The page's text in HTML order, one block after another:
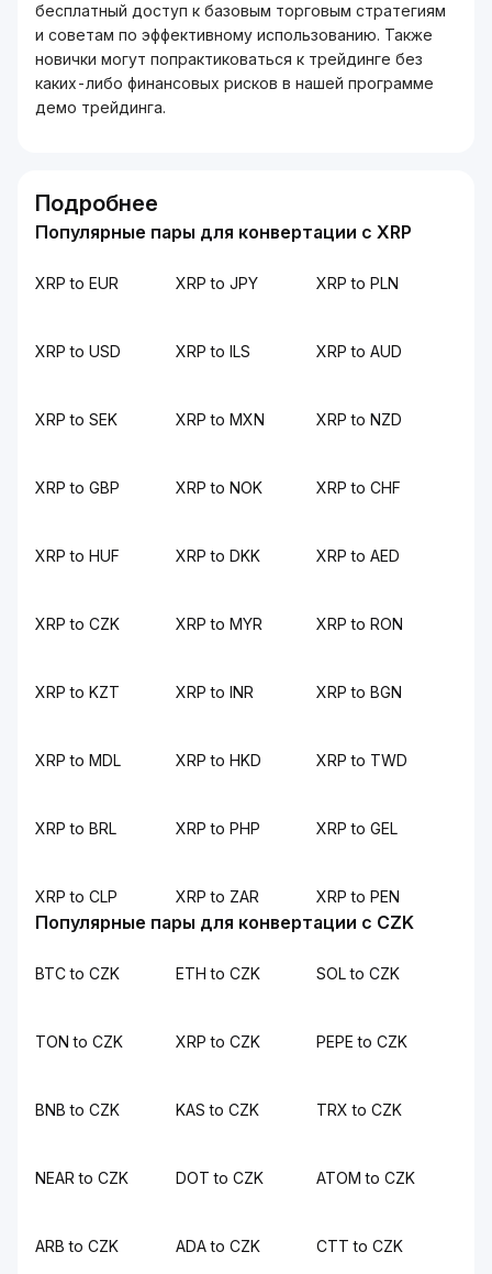
бесплатный доступ к базовым торговым стратегиям
и советам по эффективному использованию. Также
новички могут попрактиковаться к трейдинге без
каких-либо финансовых рисков в нашей программе
демо трейдинга.
Подробнее
Популярные пары для конвертации с XRP
XRP to EUR XRP to JPY XRP to PLN
XRP to USD XRP to ILS XRP to AUD
XRP to SEK XRP to MXN XRP to NZD
XRP to GBP XRP to NOK XRP to CHF
XRP to HUF XRP to DKK XRP to AED
XRP to CZK XRP to MYR XRP to RON
XRP to KZT XRP to INR XRP to BGN
XRP to MDL XRP to HKD XRP to TWD
XRP to BRL XRP to PHP XRP to GEL
XRP to CLP XRP to ZAR XRP to PEN
Популярные пары для конвертации с CZK
BTC to CZK ETH to CZK SOL to CZK
TON to CZK XRP to CZK PEPE to CZK
BNB to CZK KAS to CZK TRX to CZK
NEAR to CZK DOT to CZK ATOM to CZK
ARB to CZK ADA to CZK CTT to CZK